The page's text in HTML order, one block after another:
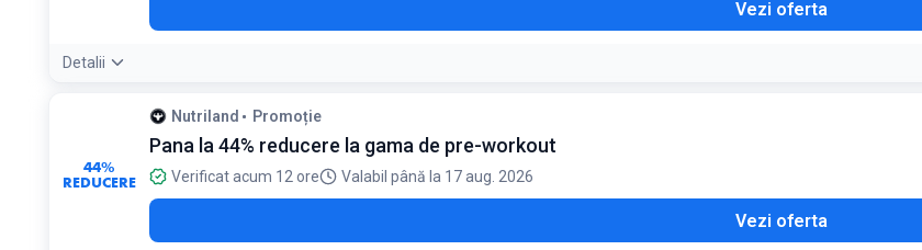
Vezi oferta
Detalii
44%
REDUCERE
Nutriland Promoție
Pana la 44% reducere la gama de pre-workout
Verificat acum 12 ore Valabil până la 17 aug. 2026
Vezi oferta